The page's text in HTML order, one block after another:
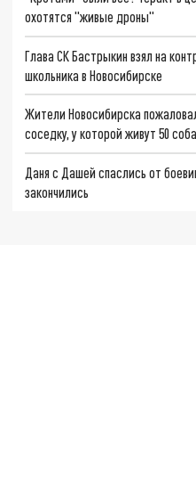
охотятся "живые дроны"
Глава СК Бастрыкин взял на
школьника в Новосибирске
Жители Новосибирска
соседку, у которой живут 50
Даня с Дашей спаслись от
закончились